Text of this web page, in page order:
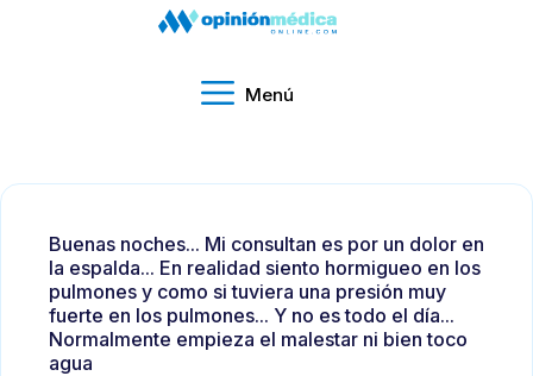
Menú
Buenas noches... Mi consultan es por un dolor en
la espalda... En realidad siento hormigueo en los
pulmones y como si tuviera una presión muy
fuerte en los pulmones... Y no es todo el día...
Normalmente empieza el malestar ni bien toco
agua